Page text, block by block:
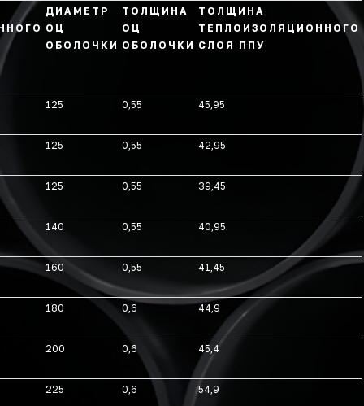
ДИАМЕТР
ОЦ
ОБОЛОЧКИ
ТОЛЩИНА
ОЦ
ОБОЛОЧКИ
ТОЛЩИНА
ТЕПЛОИЗОЛЯЦИОННОГО
СЛОЯ ППУ
125 0,55 45,95
125 0,55 42,95
125 0,55 39,45
140 0,55 40,95
160 0,55 41,45
180 0,6 44,9
200 0,6 45,4
225 0,6 54,9